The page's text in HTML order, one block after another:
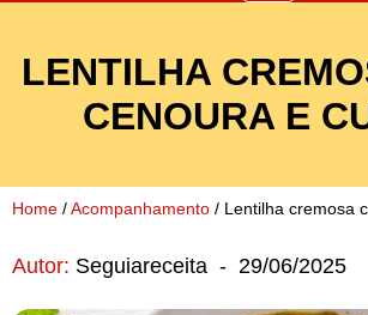
Cupcakes
Salgado
LENTILHA
CENOURA E
Home /Acompanhamento / Lentilha cremosa
Autor: Seguiareceita - 29/06/2025